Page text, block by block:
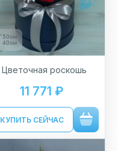
50см
40см
Цветочная роскошь
11 771 ₽
КУПИТЬ СЕЙЧАС